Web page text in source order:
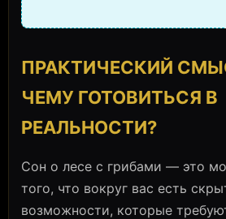
ПРАКТИЧЕСКИЙ
ЧЕМУ ГОТОВИТЬСЯ В
РЕАЛЬНОСТИ?
Сон о лесе с грибами — это
того, что вокруг вас есть
возможности, которые